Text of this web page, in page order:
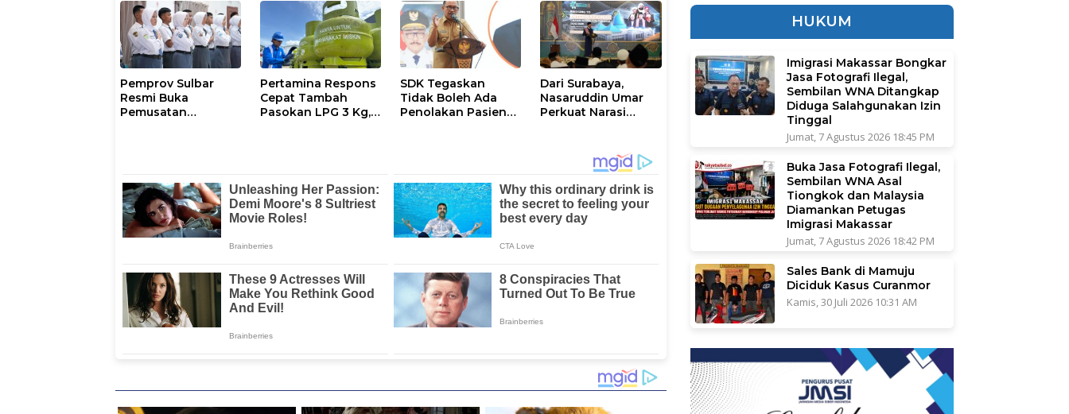
Salahgunakan Izin
Tinggal
Imigrasi Makassar
Pemprov Sulbar
Resmi Buka
Pemusatan
Pertamina Respons
Cepat Tambah
Pasokan LPG 3 Kg,
SDK Tegaskan
Tidak Boleh Ada
Penolakan Pasien
Dari Surabaya,
Nasaruddin Umar
Perkuat Narasi
HUKUM
Imigrasi Makassar Bongkar
Jasa Fotografi Ilegal,
Sembilan WNA Ditangkap
Diduga Salahgunakan Izin
Tinggal
Jumat, 7 Agustus 2026 18:45 PM
Buka Jasa Fotografi Ilegal,
Sembilan WNA Asal
Tiongkok dan Malaysia
Diamankan Petugas
Imigrasi Makassar
Jumat, 7 Agustus 2026 18:42 PM
Sales Bank di Mamuju
Diciduk Kasus Curanmor
Kamis, 30 Juli 2026 10:31 AM